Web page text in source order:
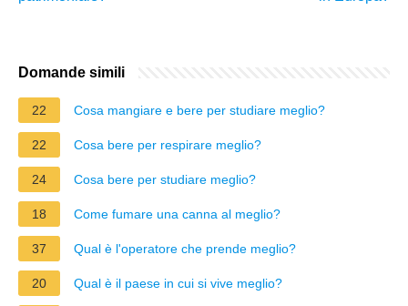
Domande simili
22 Cosa mangiare e bere per studiare meglio?
22 Cosa bere per respirare meglio?
24 Cosa bere per studiare meglio?
18 Come fumare una canna al meglio?
37 Qual è l'operatore che prende meglio?
20 Qual è il paese in cui si vive meglio?